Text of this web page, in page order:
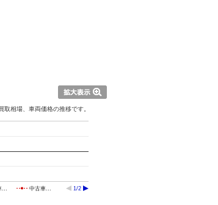
取相場、車両価格の推移です。
… 中古車… 1/2